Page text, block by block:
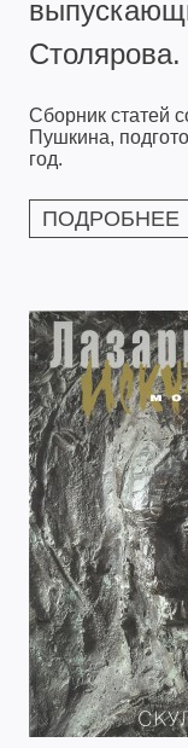
Сборник статей
Пушкина,
год.
ПОДРОБНЕЕ